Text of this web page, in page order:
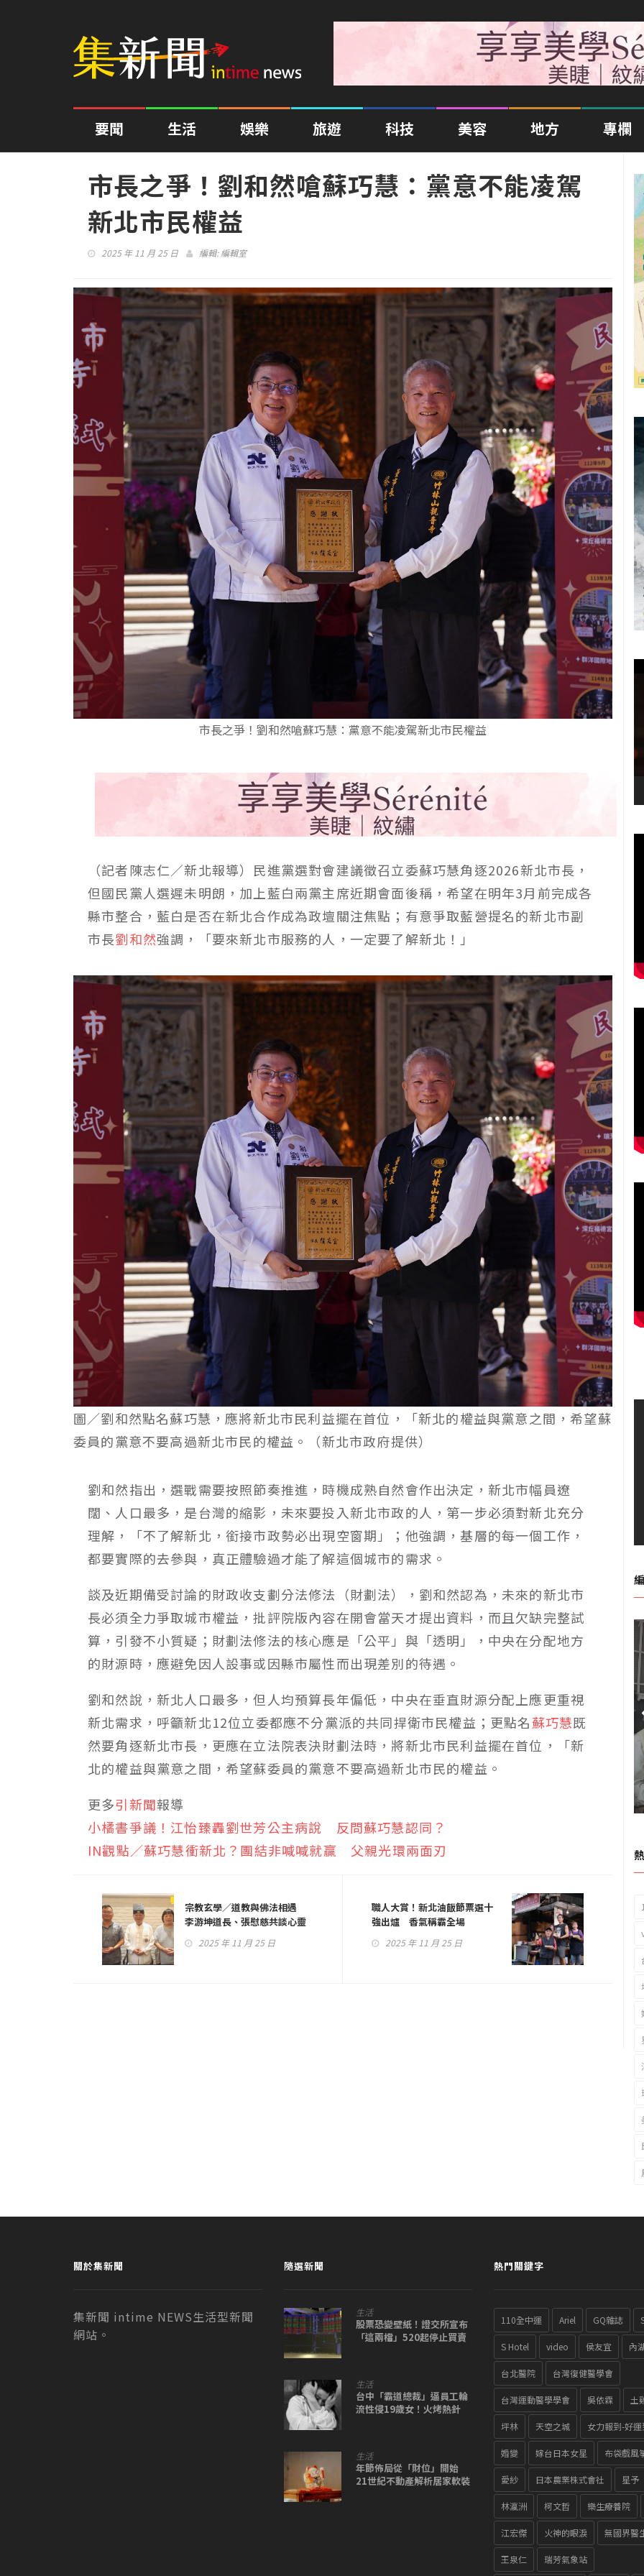
要聞 生活 娛樂 旅遊 科技 美容 地方 專欄
市長之爭！劉和然嗆蘇巧慧：黨意不能凌駕
新北市民權益
2025 年 11 月 25 日 編輯:編輯室
市長之爭！劉和然嗆蘇巧慧：黨意不能凌駕新北市民權益
（記者陳志仁／新北報導）民進黨選對會建議徵召立委蘇巧慧角逐2026新北市長，
但國民黨人選遲未明朗，加上藍白兩黨主席近期會面後稱，希望在明年3月前完成各
縣市整合，藍白是否在新北合作成為政壇關注焦點；有意爭取藍營提名的新北市副
市長劉和然強調，「要來新北市服務的人，一定要了解新北！」
圖／劉和然點名蘇巧慧，應將新北市民利益擺在首位，「新北的權益與黨意之間，希望蘇
委員的黨意不要高過新北市民的權益。（新北市政府提供）
劉和然指出，選戰需要按照節奏推進，時機成熟自然會作出決定，新北市幅員遼
闊、人口最多，是台灣的縮影，未來要投入新北市政的人，第一步必須對新北充分
理解，「不了解新北，銜接市政勢必出現空窗期」；他強調，基層的每一個工作，
都要實際的去參與，真正體驗過才能了解這個城市的需求。
談及近期備受討論的財政收支劃分法修法（財劃法），劉和然認為，未來的新北市
長必須全力爭取城市權益，批評院版內容在開會當天才提出資料，而且欠缺完整試
算，引發不小質疑；財劃法修法的核心應是「公平」與「透明」，中央在分配地方
的財源時，應避免因人設事或因縣市屬性而出現差別的待遇。
劉和然說，新北人口最多，但人均預算長年偏低，中央在垂直財源分配上應更重視
新北需求，呼籲新北12位立委都應不分黨派的共同捍衛市民權益；更點名蘇巧慧既
然要角逐新北市長，更應在立法院表決財劃法時，將新北市民利益擺在首位，「新
北的權益與黨意之間，希望蘇委員的黨意不要高過新北市民的權益。
更多引新聞報導
小橘書爭議！江怡臻轟劉世芳公主病說 反問蘇巧慧認同？
IN觀點／蘇巧慧衝新北？團結非喊喊就贏 父親光環兩面刃
宗教玄學／道教與佛法相遇
李游坤道長、張慰慈共談心靈
修行 #道教
2025 年 11 月 25 日
職人大賞！新北油飯節票選十
強出爐 香氣稱霸全場
2025 年 11 月 25 日
關於集新聞
集新聞 intime NEWS生活型新聞
網站。
隨選新聞
生活
股票恐變壁紙！證交所宣布
「這兩檔」520起停止買賣
生活
台中「霸道總裁」逼員工輪
流性侵19歲女！火烤熱針
生活
年節佈局從「財位」開始
21世紀不動產解析居家軟裝
熱門關鍵字
110全中運 Ariel GQ雜誌
S Hotel video 侯友宜 內
台北醫院 台灣復健醫學會
台灣運動醫學學會 吳依霖 土
坪林 天空之城 女力報到-好運
婚變 嫁台日本女星 布袋戲風
愛紗 日本農業株式會社 星予
林瀛洲 柯文哲 樂生療養院
江宏傑 火神的眼淚 無國界醫
王泉仁 瑞芳氣象站